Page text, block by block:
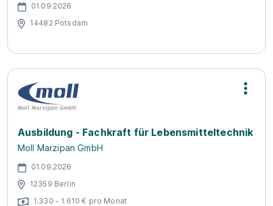
01.09.2026
14482 Potsdam
Ausbildung - Fachkraft für Lebensmitteltechnik
Moll Marzipan GmbH
01.09.2026
12359 Berlin
1.330 - 1.610 € pro Monat